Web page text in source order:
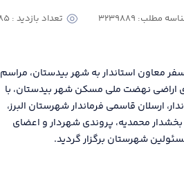
مطلب: 3239889 تعداد بازدید : 785
معاون استاندار به شهر بیدستان، مراسم
اراضی نهضت ملی مسکن شهر بیدستان، با
ارسلان قاسمی فرماندار شهرستان البرز،
بخشدار محمدیه، پروندی شهردار و اعضای
شهرستان برگزار گردید.